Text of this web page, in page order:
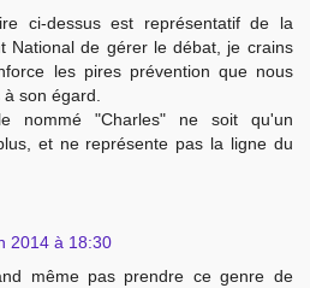
ci-dessus est représentatif de la
National de gérer le débat, je crains
les pires prévention que nous
son égard.
nommé "Charles" ne soit qu'un
et ne représente pas la ligne du
2014 à 18:30
même pas prendre ce genre de